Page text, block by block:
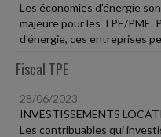
Les économies d'énergie
majeure pour les TPE/PME.
d'énergie, ces entreprises
Fiscal TPE
28/06/2023
INVESTISSEMENTS
Les contribuables qui